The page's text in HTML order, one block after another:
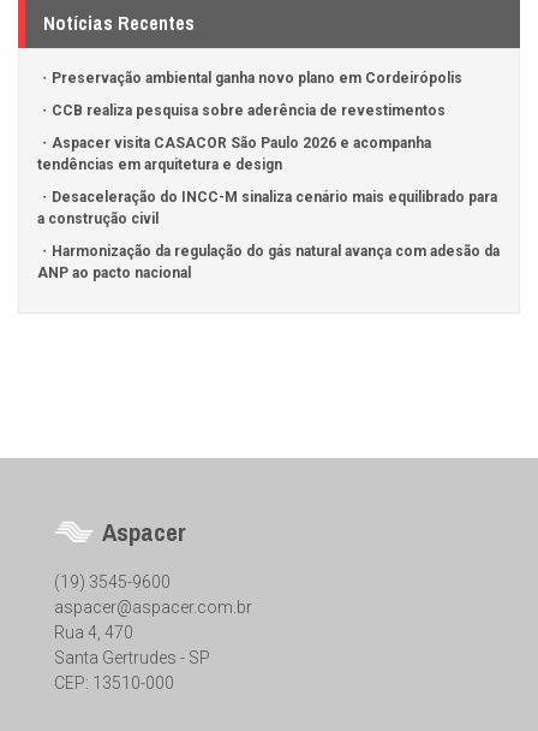
Notícias Recentes
Preservação ambiental ganha novo plano em Cordeirópolis
CCB realiza pesquisa sobre aderência de revestimentos
Aspacer visita CASACOR São Paulo 2026 e acompanha
tendências em arquitetura e design
Desaceleração do INCC-M sinaliza cenário mais equilibrado para
a construção civil
Harmonização da regulação do gás natural avança com adesão da
ANP ao pacto nacional
Aspacer
(19) 3545-9600
aspacer@aspacer.com.br
Rua 4, 470
Santa Gertrudes - SP
CEP: 13510-000